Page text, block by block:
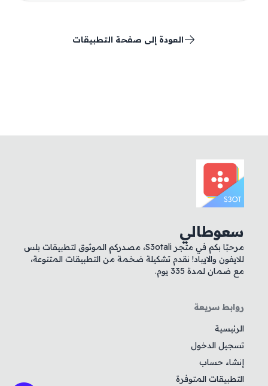
العودة إلى صفحة التطبيقات
سعوطالي
مرحبًا بكم في متجر S3otali، مصدركم الموثوق لتطبيقات بلس
للايفون والايباد! نقدم تشكيلة ضخمة من التطبيقات المتنوعة،
مع ضمان لمدة 335 يوم.
روابط سريعة
الرئيسية
تسجيل الدخول
إنشاء حساب
التطبيقات المتوفرة